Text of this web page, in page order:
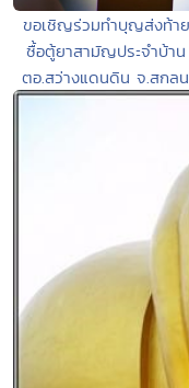
ขอเชิญร่วมทำบุญส่งท้า
ซื้อตู้ยาสามัญประจำบ้าน
ตอ.สว่างแดนดิน จ.สกล